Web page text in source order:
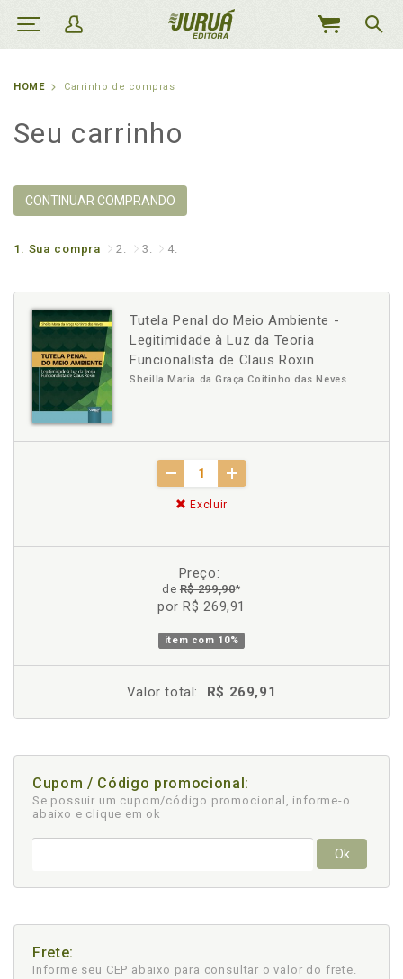
MEU
HOME Carrinho de compras
Seu carrinho
CONTINUAR COMPRANDO
1. Sua compra 2. 3. 4.
Tutela Penal do Meio Ambiente -
Legitimidade à Luz da Teoria
Funcionalista de Claus Roxin
Sheilla Maria da Graça Coitinho das Neves
Excluir
Preço:
deR$ 299,90*
por R$ 269,91
item com 10%
Valor total: R$ 269,91
Cupom / Código promocional:
Se possuir um cupom/código promocional, informe-o
abaixo e clique em ok
Ok
Frete:
Informe seu CEP abaixo para consultar o valor do frete.